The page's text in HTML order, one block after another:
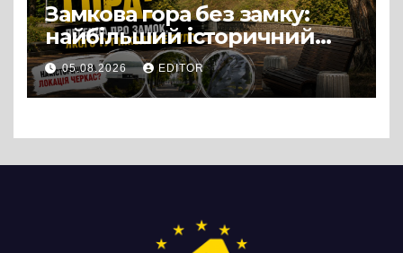
Замкова гора без замку:
найбільший історичний
міф Черкас
05.08.2026 EDITOR